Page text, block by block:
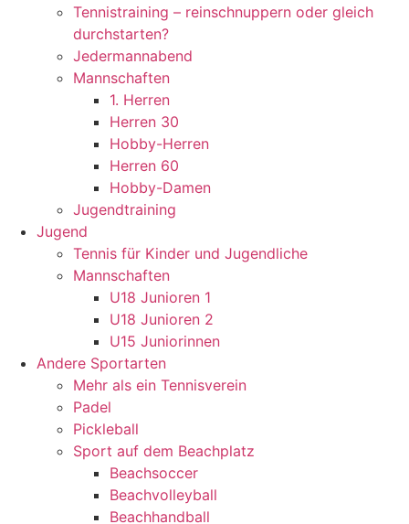
Tennistraining – reinschnuppern oder gleich
durchstarten?
Jedermannabend
Mannschaften
1. Herren
Herren 30
Hobby-Herren
Herren 60
Hobby-Damen
Jugendtraining
Jugend
Tennis für Kinder und Jugendliche
Mannschaften
U18 Junioren 1
U18 Junioren 2
U15 Juniorinnen
Andere Sportarten
Mehr als ein Tennisverein
Padel
Pickleball
Sport auf dem Beachplatz
Beachsoccer
Beachvolleyball
Beachhandball